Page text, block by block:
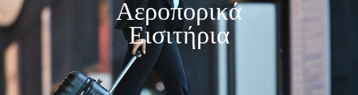
Αεροπορικά
Εισιτήρια